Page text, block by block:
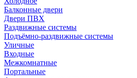
Балконные двери
Двери ПВХ
Раздвижные системы
Подъёмно-раздвижные системы
Уличные
Входные
Межкомнатные
Портальные